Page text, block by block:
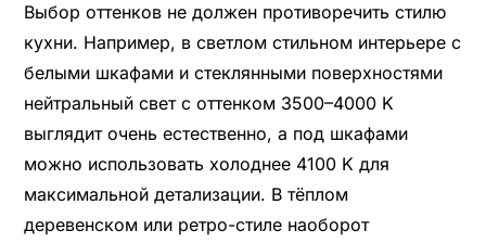
Выбор оттенков не должен противоречить стилю
кухни. Например, в светлом стильном интерьере с
белыми шкафами и стеклянными поверхностями
нейтральный свет с оттенком 3500–4000 K
выглядит очень естественно, а под шкафами
можно использовать холоднее 4100 K для
максимальной детализации. В тёплом
деревенском или ретро-стиле наоборот